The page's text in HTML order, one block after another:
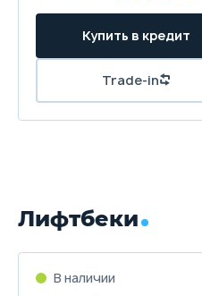
Купить в кредит
Trade-in
Лифтбеки
В наличии